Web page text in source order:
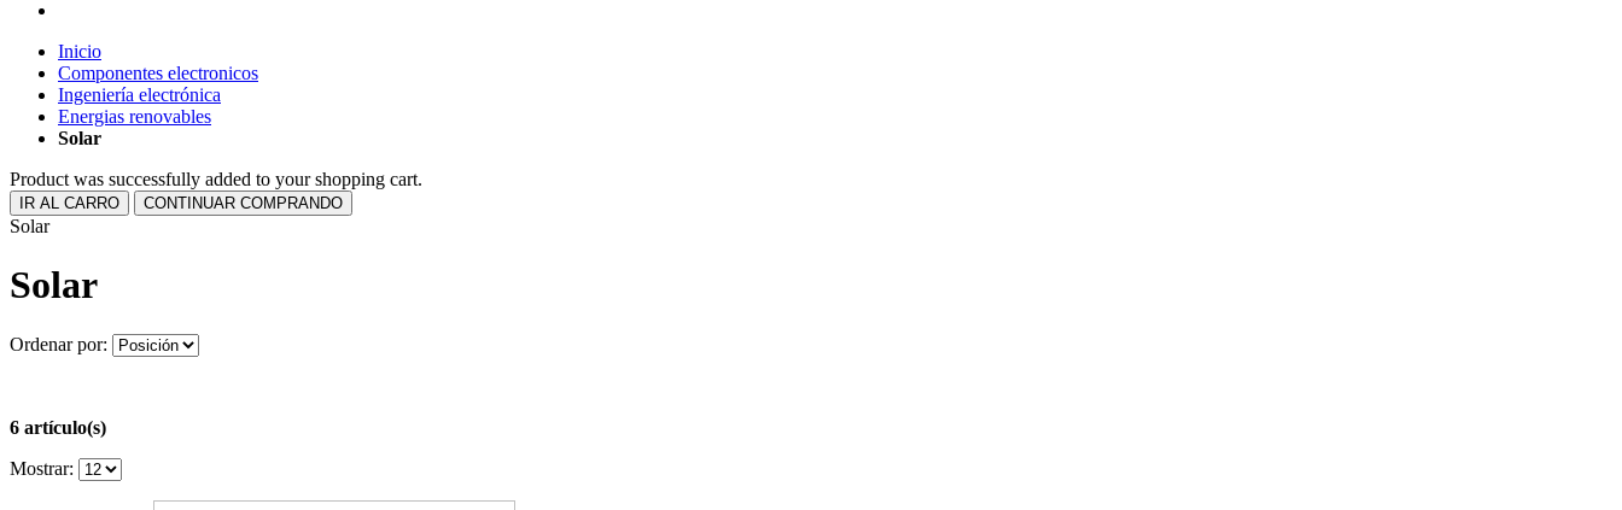
Inicio
Componentes electronicos
Ingeniería electrónica
Energias renovables
Solar
Product was successfully added to your shopping cart.
IR AL CARRO CONTINUAR COMPRANDO
Solar
Solar
Ordenar por:
6 artículo(s)
Mostrar: